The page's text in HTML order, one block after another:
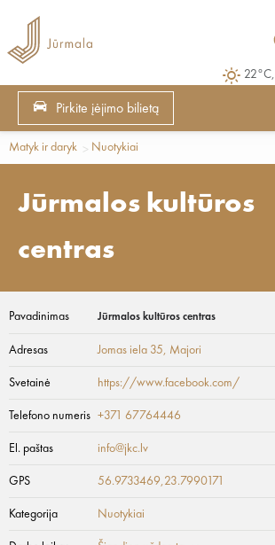
22°C,
Pirkite įėjimo bilietą
Matyk ir daryk Nuotykiai
Jūrmalos kultūros
centras
Pavadinimas Jūrmalos kultūros centras
Adresas Jomas iela 35, Majori
Svetainė https://www.facebook.com/
Telefono numeris +371 67764446
El. paštas info@jkc.lv
GPS 56.9733469,23.7990171
Kategorija Nuotykiai